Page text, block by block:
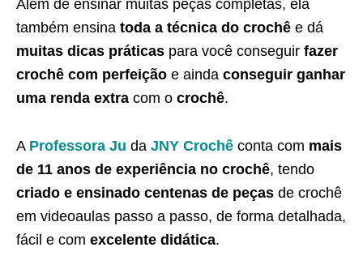
Além de ensinar muitas peças completas, ela
também ensina toda a técnica do crochê e dá
muitas dicas práticas para você conseguir fazer
crochê com perfeição e ainda conseguir ganhar
uma renda extra com o crochê.
A Professora Ju da JNY Crochê conta com mais
de 11 anos de experiência no crochê, tendo
criado e ensinado centenas de peças de crochê
em videoaulas passo a passo, de forma detalhada,
fácil e com excelente didática.